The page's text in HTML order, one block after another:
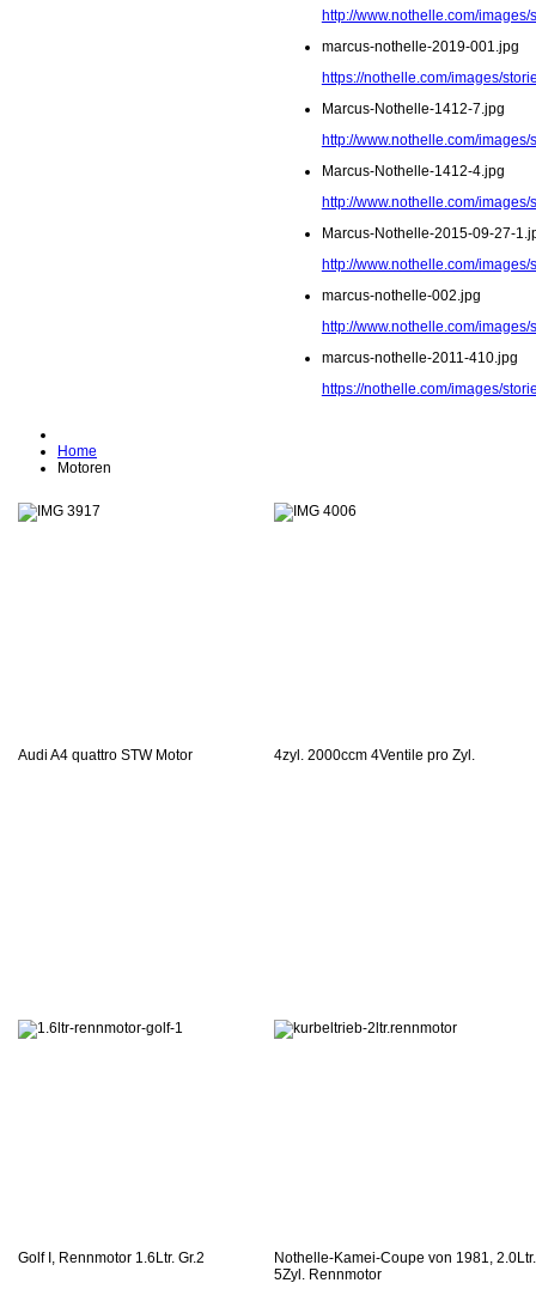
http://www.nothelle.com/
marcus-nothelle-2019-001.jpg
https://nothelle.com/images/
Marcus-Nothelle-1412-7.jpg
http://www.nothelle.com/
Marcus-Nothelle-1412-4.jpg
http://www.nothelle.com/
Marcus-Nothelle-2015-09-27-
http://www.nothelle.com/
marcus-nothelle-002.jpg
http://www.nothelle.com/
marcus-nothelle-2011-410.jpg
https://nothelle.com/images/
Home
Motoren
Audi A4 quattro STW Motor 4zyl. 2000ccm 4Ventile pro Zyl.
Golf I, Rennmotor 1.6Ltr. Gr.2
Nothelle-Kamei-Coupe von 1981, 2.0Ltr.
5Zyl. Rennmotor